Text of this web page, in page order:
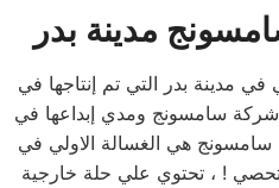
مدينة بدر
في مدينة بدر التي تم إنتاجها في
شركة سامسونج ومدي إبداعها في
سامسونج هي الغسالة الاولي في
تحصي ! ، تحتوي علي حلة خارجية